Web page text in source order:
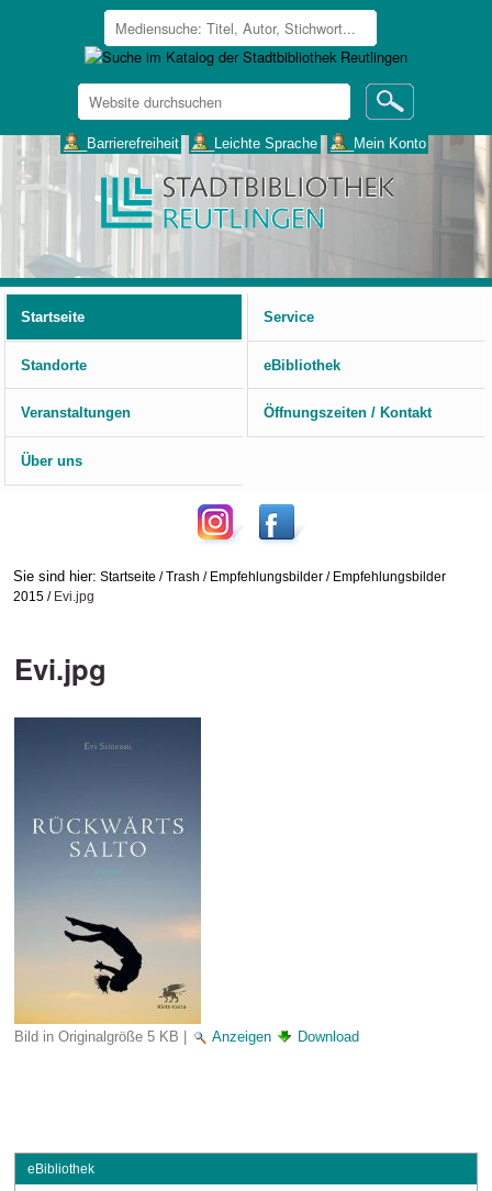
Website
durchsuchen
___Barrierefreiheit ___Leichte Sprache ___Mein Konto
Startseite
Service
Standorte eBibliothek
Veranstaltungen Öffnungszeiten / Kontakt
Über uns
Sie sind hier: Startseite /Trash / Empfehlungsbilder / Empfehlungsbilder
2015 / Evi.jpg
Evi.jpg
Bild in Originalgröße 5 KB | Anzeigen Download
eBibliothek